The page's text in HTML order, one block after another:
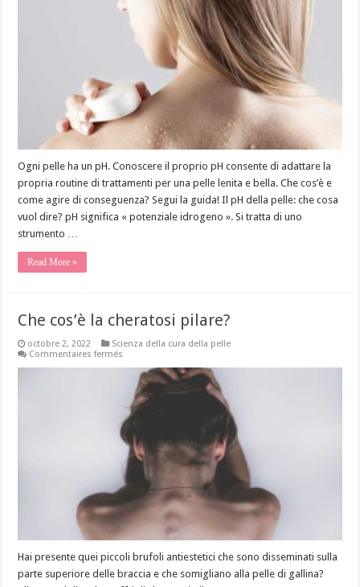
della
Ogni pelle ha un pH. Conoscere il proprio pH consente di adattare la
propria routine di trattamenti per una pelle lenita e bella. Che cos’è e
come agire di conseguenza? Segui la guida! Il pH della pelle: che cosa
vuol dire? pH significa « potenziale idrogeno ». Si tratta di uno
strumento …
Read More »
Che cos’è la cheratosi pilare?
octobre 2, 2022
Scienza della cura della pelle
Commentaires fermés
cos’è
cheratosi
pilare?
Hai presente quei piccoli brufoli antiestetici che sono disseminati sulla
parte superiore delle braccia e che somigliano alla pelle di gallina?